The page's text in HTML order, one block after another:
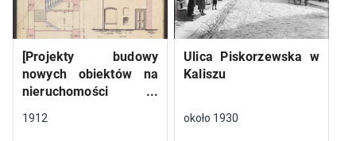
[Projekty budowy
nowych obiektów na
nieruchomości
numerem 34 przy ulicy
1912
Ulica Piskorzewska w
Kaliszu
około 1930